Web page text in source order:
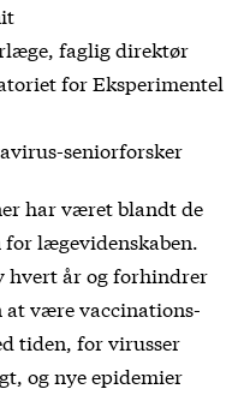
faglig direktør
for Eksperimentel
seniorforsker
har været blandt de
lægevidenskaben.
hvert år og forhindrer
at være vaccinations-
tiden, for virusser
og nye epidemier